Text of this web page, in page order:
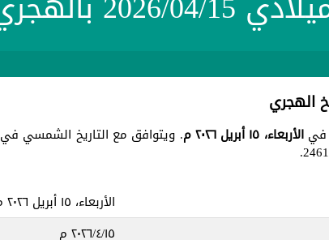
الأربعاء، ١٥ أبريل ٢٠٢٦ م . ويتوافق مع التاريخ الشمسي في 26 الحمل 1404 ، جميع هذه التواريخ في يوم
الأربعاء، ١٥ أبريل ٢٠٢٦ م
١٥‏/٤‏/٢٠٢٦ م